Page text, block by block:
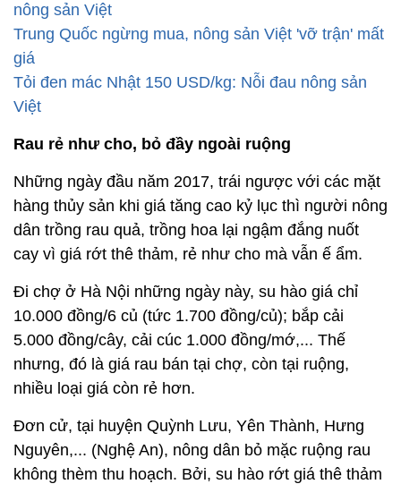
nông sản Việt
Trung Quốc ngừng mua, nông sản Việt 'vỡ trận' mất
giá
Tỏi đen mác Nhật 150 USD/kg: Nỗi đau nông sản
Việt
Rau rẻ như cho, bỏ đầy ngoài ruộng
Những ngày đầu năm 2017, trái ngược với các mặt
hàng thủy sản khi giá tăng cao kỷ lục thì người nông
dân trồng rau quả, trồng hoa lại ngậm đắng nuốt
cay vì giá rớt thê thảm, rẻ như cho mà vẫn ế ẩm.
Đi chợ ở Hà Nội những ngày này, su hào giá chỉ
10.000 đồng/6 củ (tức 1.700 đồng/củ); bắp cải
5.000 đồng/cây, cải cúc 1.000 đồng/mớ,... Thế
nhưng, đó là giá rau bán tại chợ, còn tại ruộng,
nhiều loại giá còn rẻ hơn.
Đơn cử, tại huyện Quỳnh Lưu, Yên Thành, Hưng
Nguyên,... (Nghệ An), nông dân bỏ mặc ruộng rau
không thèm thu hoạch. Bởi, su hào rớt giá thê thảm